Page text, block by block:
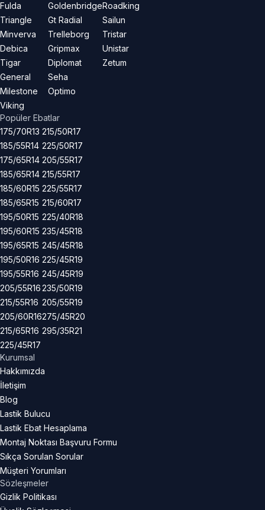
Fulda
Triangle
Minverva
Debica
Tigar
General
Milestone
Viking
Goldenbridge
Gt Radial
Trelleborg
Gripmax
Diplomat
Seha
Optimo
Roadking
Sailun
Tristar
Unistar
Zetum
Popüler Ebatlar
175/70R13
185/55R14
175/65R14
185/65R14
185/60R15
185/65R15
195/50R15
195/60R15
195/65R15
195/50R16
195/55R16
205/55R16
215/55R16
205/60R16
215/65R16
225/45R17
215/50R17
225/50R17
205/55R17
215/55R17
225/55R17
215/60R17
225/40R18
235/45R18
245/45R18
225/45R19
245/45R19
235/50R19
205/55R19
275/45R20
295/35R21
Kurumsal
Hakkımızda
İletişim
Blog
Lastik Bulucu
Lastik Ebat Hesaplama
Montaj Noktası Başvuru Formu
Sıkça Sorulan Sorular
Müşteri Yorumları
Sözleşmeler
Gizlik Politikası